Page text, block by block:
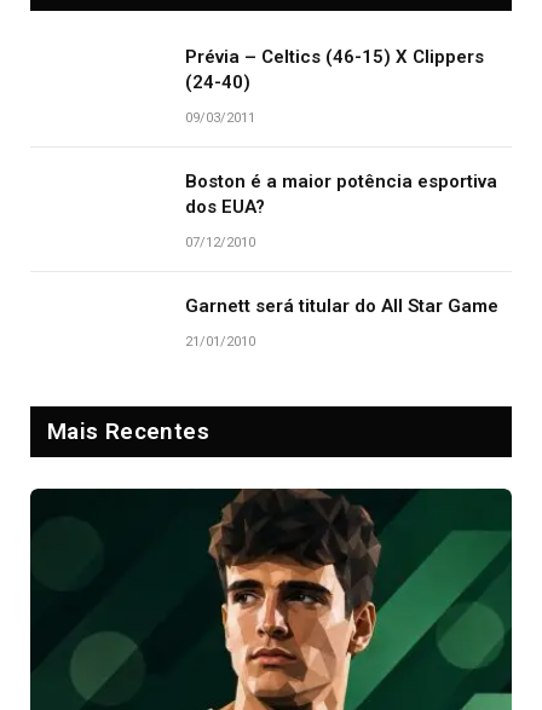
Prévia – Celtics (46-15) X Clippers
(24-40)
09/03/2011
Boston é a maior potência esportiva
dos EUA?
07/12/2010
Garnett será titular do All Star Game
21/01/2010
Mais Recentes